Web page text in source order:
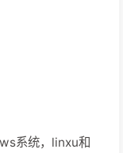
系统，linxu和